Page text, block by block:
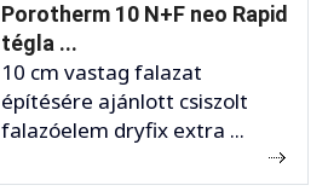
Porotherm 10 N+F neo Rapid
tégla ...
10 cm vastag falazat
építésére ajánlott csiszolt
falazóelem dryfix extra ...